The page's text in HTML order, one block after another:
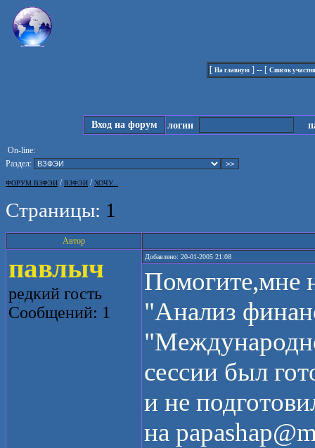
[ На главную ] -- [ Список
Вход на форум логин
On-line:
Раздел:
ФОРУМ ВЗФЭИ /ВЗФЭИ /ХОЧУ...
Страницы: 1
Автор
павлыч
редкий гость
Сообщений: 1
Добавлено: 20-01-2005 21:08
Помогите,мне
"Анализ
сессии был
и не
на